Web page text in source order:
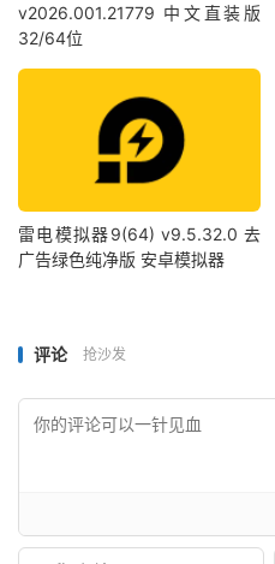
v2026.001.21779 中文直装版
32/64位
雷电模拟器9(64) v9.5.32.0 去
广告绿色纯净版 安卓模拟器
评论 抢沙发